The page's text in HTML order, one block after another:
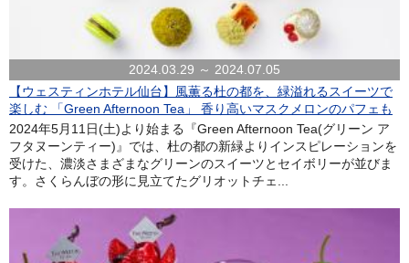
2024.03.29 ～ 2024.07.05
【ウェスティンホテル仙台】風薫る杜の都を、緑溢れるスイーツで
楽しむ 「Green Afternoon Tea」 香り高いマスクメロンのパフェも
2024年5月11日(土)より始まる『Green Afternoon Tea(グリーン ア
フタヌーンティー)』では、杜の都の新緑よりインスピレーションを
受けた、濃淡さまざまなグリーンのスイーツとセイボリーが並びま
す。さくらんぼの形に見立てたグリオットチェ...